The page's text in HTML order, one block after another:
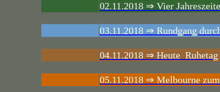
02.11.2018 ⇒ Vier
03.11.2018 ⇒ Rundgang
04.11.2018 ⇒ Heute Ruhetag
05.11.2018 ⇒ Melbourne